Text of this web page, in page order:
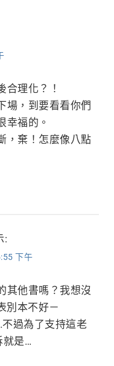
合理化？！
場，到要看看你們
幸福的。
，棄！怎麼像八點
:
下午
其他書嗎？我想沒
別本不好－
過為了支持這老
就是…